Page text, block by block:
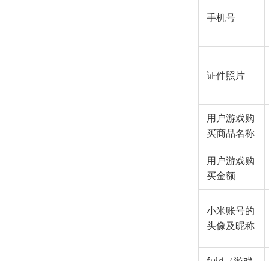
手机号
证件照片
用户游戏购
买商品名称
用户游戏购
买金额
小米账号的
头像及昵称